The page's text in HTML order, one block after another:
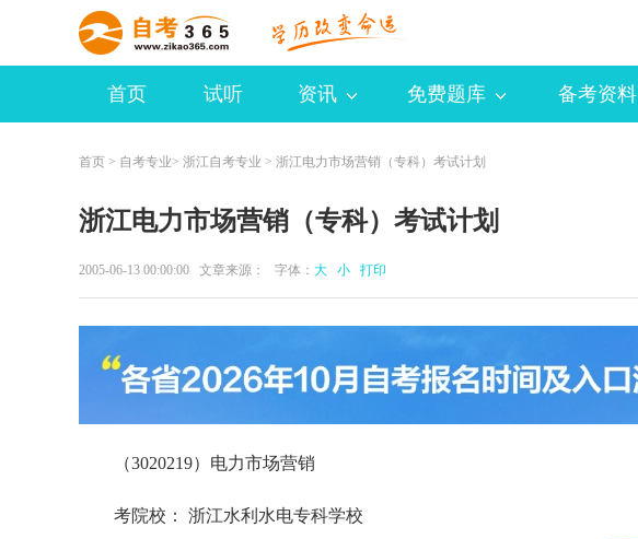
首页 试听 资讯 免费题库 备考资料
首页 > 自考专业> 浙江自考专业 > 浙江电力市场营销（专科）考试计划
浙江电力市场营销（专科）考试计划
2005-06-13 00:00:00 文章来源： 字体： 大 小 打印
（3020219）电力市场营销
考院校： 浙江水利水电专科学校